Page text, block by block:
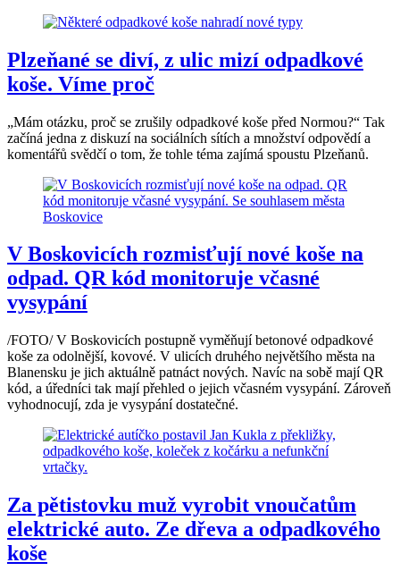
Plzeňané se diví, z ulic mizí odpadkové
koše. Víme proč
„Mám otázku, proč se zrušily odpadkové koše před Normou?“ Tak
začíná jedna z diskuzí na sociálních sítích a množství odpovědí a
komentářů svědčí o tom, že tohle téma zajímá spoustu Plzeňanů.
V Boskovicích rozmisťují nové koše na
odpad. QR kód monitoruje včasné
vysypání
/FOTO/ V Boskovicích postupně vyměňují betonové odpadkové
koše za odolnější, kovové. V ulicích druhého největšího města na
Blanensku je jich aktuálně patnáct nových. Navíc na sobě mají QR
kód, a úředníci tak mají přehled o jejich včasném vysypání. Zároveň
vyhodnocují, zda je vysypání dostatečné.
Za pětistovku muž vyrobit vnoučatům
elektrické auto. Ze dřeva a odpadkového
koše